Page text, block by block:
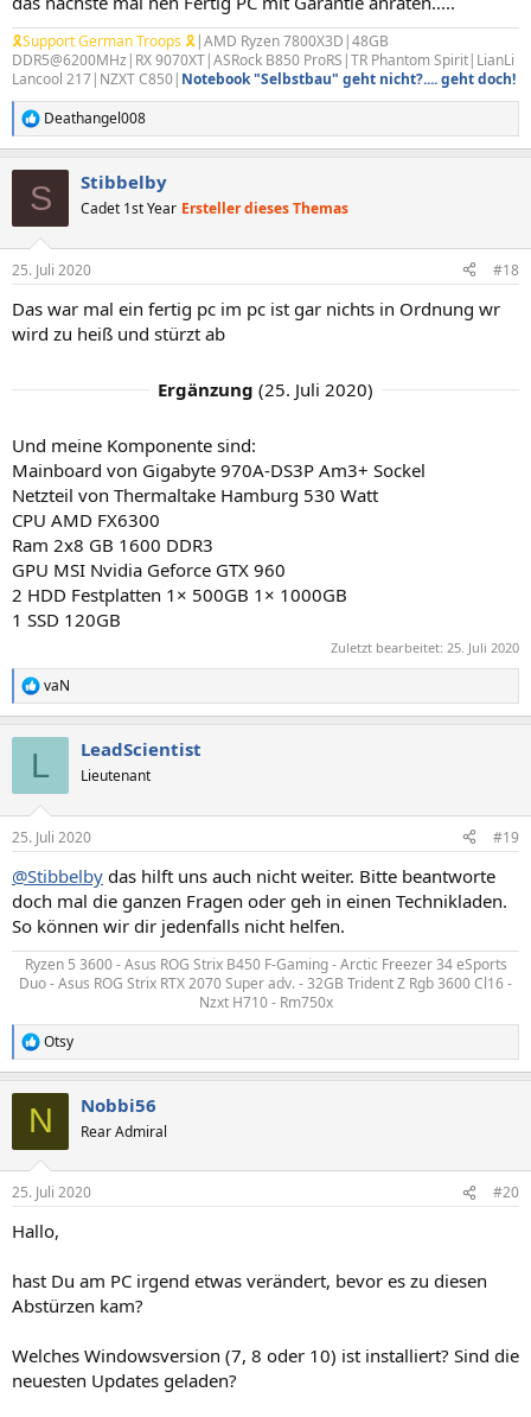
🎗Support German Troops 🎗|AMD Ryzen 7800X3D|48GB
DDR5@6200MHz|RX 9070XT|ASRock B850 ProRS|TR Phantom Spirit|LianLi
Lancool 217|NZXT C850| Notebook "Selbstbau" geht nicht?.... geht doch!
R
e
e
:
Deathangel008
S Stibbelby
Cadet 1st Year Ersteller dieses Themas
25. Juli 2020 #18
Das war mal ein fertig pc im pc ist gar nichts in Ordnung wr
wird zu heiß und stürzt ab
Ergänzung (25. Juli 2020)
Und meine Komponente sind:
Mainboard von Gigabyte 970A-DS3P Am3+ Sockel
Netzteil von Thermaltake Hamburg 530 Watt
CPU AMD FX6300
Ram 2x8 GB 1600 DDR3
GPU MSI Nvidia Geforce GTX 960
2 HDD Festplatten 1× 500GB 1× 1000GB
1 SSD 120GB
Zuletzt bearbeitet: 25. Juli 2020
R
e
e
:
vaN
L LeadScientist
Lieutenant
25. Juli 2020 #19
@Stibbelby das hilft uns auch nicht weiter. Bitte beantworte
doch mal die ganzen Fragen oder geh in einen Technikladen.
So können wir dir jedenfalls nicht helfen.
Ryzen 5 3600 - Asus ROG Strix B450 F-Gaming - Arctic Freezer 34 eSports
Duo - Asus ROG Strix RTX 2070 Super adv. - 32GB Trident Z Rgb 3600 Cl16 -
Nzxt H710 - Rm750x​
R
e
e
:
Otsy
N Nobbi56
Rear Admiral
25. Juli 2020 #20
Hallo,
hast Du am PC irgend etwas verändert, bevor es zu diesen
Abstürzen kam?
Welches Windowsversion (7, 8 oder 10) ist installiert? Sind die
neuesten Updates geladen?